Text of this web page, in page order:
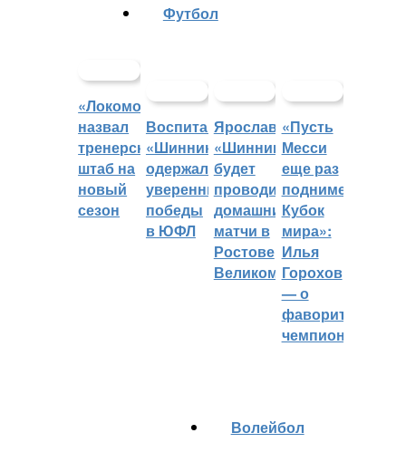
«Локомотив»
назвал
тренерский
штаб на
новый
сезон
Футбол
Воспитанники
«Шинника»
одержали
уверенные
победы
в ЮФЛ
Ярославский
«Шинник»
будет
проводить
домашние
матчи в
Ростове
Великом
«Пусть
Месси
еще раз
поднимет
Кубок
мира»:
Илья
Горохов
— о
фаворитах
чемпионата
Волейбол